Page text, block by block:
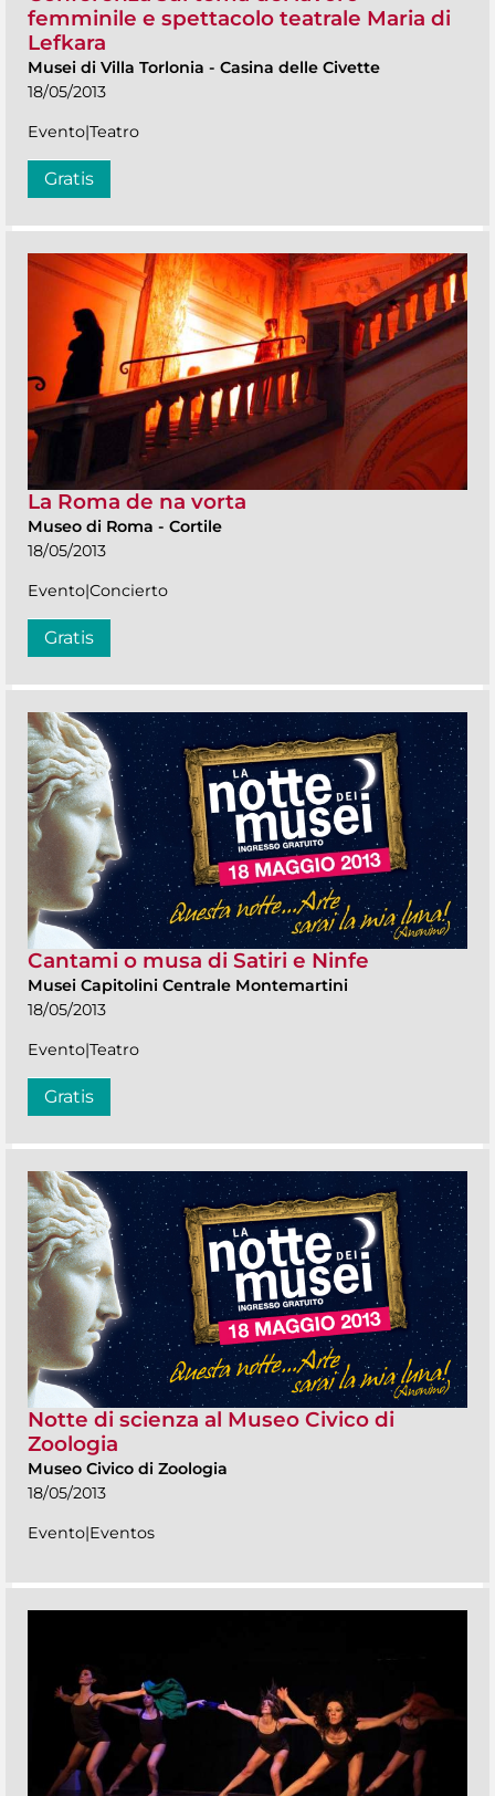
femminile e spettacolo teatrale Maria di
Lefkara
Musei di Villa Torlonia - Casina delle Civette
18/05/2013
Evento|Teatro
Gratis
La Roma de na vorta
Museo di Roma - Cortile
18/05/2013
Evento|Concierto
Gratis
Cantami o musa di Satiri e Ninfe
Musei Capitolini Centrale Montemartini
18/05/2013
Evento|Teatro
Gratis
Notte di scienza al Museo Civico di
Zoologia
Museo Civico di Zoologia
18/05/2013
Evento|Eventos